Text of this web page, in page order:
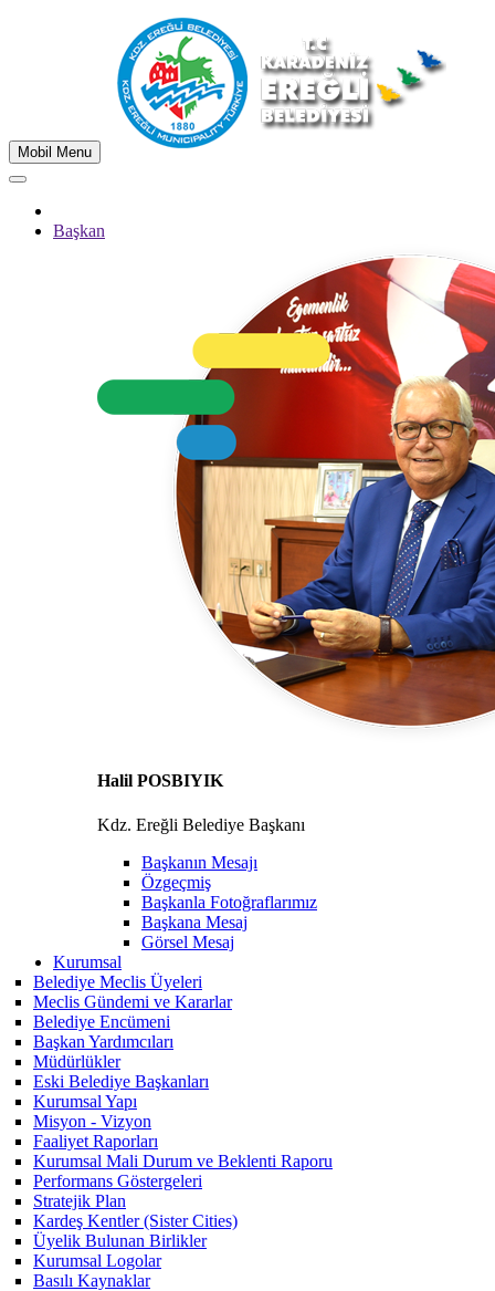
Mobil Menu
Başkan
Halil POSBIYIK
Kdz. Ereğli Belediye Başkanı
Başkanın Mesajı
Özgeçmiş
Başkanla Fotoğraflarımız
Başkana Mesaj
Görsel Mesaj
Kurumsal
Belediye Meclis Üyeleri
Meclis Gündemi ve Kararlar
Belediye Encümeni
Başkan Yardımcıları
Müdürlükler
Eski Belediye Başkanları
Kurumsal Yapı
Misyon - Vizyon
Faaliyet Raporları
Kurumsal Mali Durum ve Beklenti Raporu
Performans Göstergeleri
Stratejik Plan
Kardeş Kentler (Sister Cities)
Üyelik Bulunan Birlikler
Kurumsal Logolar
Basılı Kaynaklar